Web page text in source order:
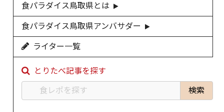
食パラダイス鳥取県とは
食パラダイス鳥取県アンバサダー
ライター一覧
とりたべ記事を探す